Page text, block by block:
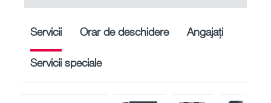
Servicii Orar de deschidere Angajați
Servicii speciale